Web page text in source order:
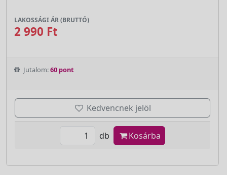
LAKOSSÁGI ÁR (BRUTTÓ)
2 990 Ft
Jutalom:60 pont
Kedvencnek jelöl
db Kosárba